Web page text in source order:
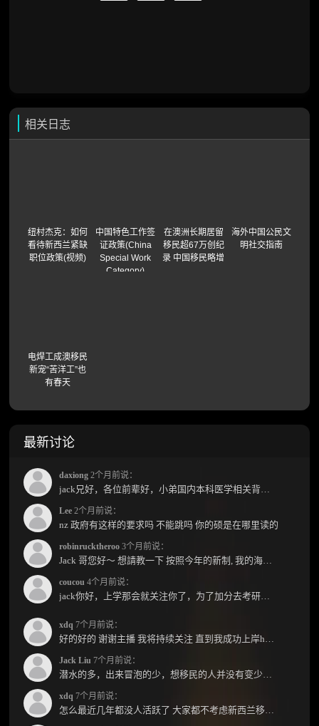
相关日志
纽村杰克：如何
看待新西兰紧缺
职位政策(视频)
中国特色工作签
证政策(China
Special Work
Category)
在澳洲长期居留
移民超67万创纪
录 中国移民略增
海外中国公民文
明社交指南
电焊工成澳移民
新宠“苦洋工”也
有春天
最新讨论
daxiong 2个月前说：
jack兄好，各位前辈好，小弟国内本科医学相关背景，预算有限，是直接去新西兰读2年护理硕士...
Lee 2个月前说：
nz 政府有这样的要求吗 不能跳吗 你的硕是在哪里读的
robinrucktheroo 3个月前说：
Jack 哥您好～ 想請教一下 按照今年的新制, 我的海外本科學歷需要經過NZQA認證嗎？ 現在網上說...
coucou 4个月前说：
jack你好，上学那会就关注你了，为了加分去考研现在有个尴尬的地方了：我专科直接考研没有本...
xdq 7个月前说：
好的好的 谢谢主播 我将持续关注 直到我成功上岸hhhh
Jack Liu 7个月前说：
潜水的多，出来冒泡的少，想移民的人并没有变少，但现实因素影响了大家的热情度，政策原因...
xdq 7个月前说：
怎么最近几年都没人活跃了 大家都不考虑新西兰移民了嘛？ 没什么人评论，也没什么新的消息...